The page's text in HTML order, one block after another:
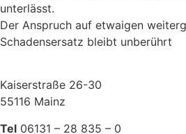
unterlässt.
Der Anspruch auf etwaigen
Schadensersatz bleibt unberührt
Kaiserstraße 26-30
55116 Mainz
Tel 06131 – 28 835 – 0